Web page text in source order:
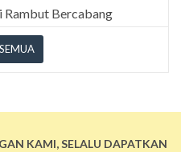
Rambut Bercabang
KAMI, SELALU DAPATKAN